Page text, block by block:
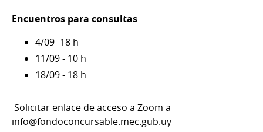
Encuentros para consultas
4/09 -18 h
11/09 - 10 h
18/09 - 18 h
Solicitar enlace de acceso a Zoom a
info@fondoconcursable.mec.gub.uy